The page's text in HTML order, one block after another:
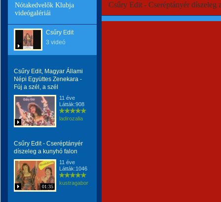
Nótakedvelők Klubja
videógalériái
Csűry Edit
3 videó
Csűry Edit, Magyar Állami
Népi Együttes Zenekara -
Fúj a szél, a szél
11 éve
Látták:908
ladirozalia
Csűry Edit - Cseréptányér
díszeleg a kunyhó falon
01:35
11 éve
Látták:1046
kustragabor
Csűry Edit - Cseréptányér díszeleg